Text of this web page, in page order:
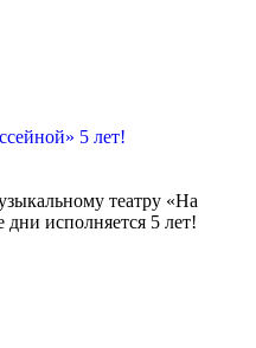
5 лет!
театру «На
исполняется 5 лет!